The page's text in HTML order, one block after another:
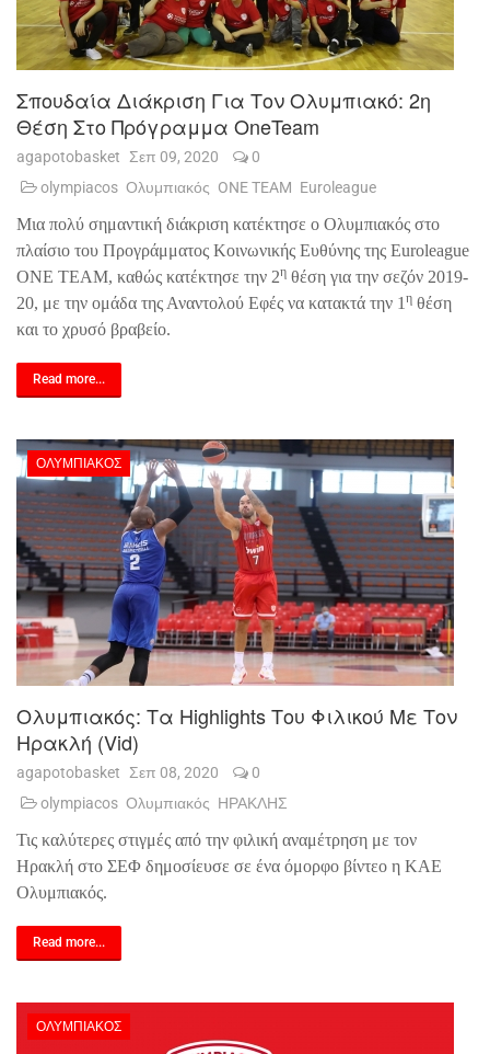
Σπουδαία Διάκριση Για Τον Ολυμπιακό: 2η
Θέση Στο Πρόγραμμα OneTeam
agapotobasket Σεπ 09, 2020
0
olympiacos Ολυμπιακός ONE TEAM Euroleague
Μια πολύ σημαντική διάκριση κατέκτησε ο Ολυμπιακός στο
πλαίσιο του Προγράμματος Κοινωνικής Ευθύνης της Euroleague
ONE TEAM, καθώς κατέκτησε την 2η θέση για την σεζόν 2019-
20, με την ομάδα της Αναντολού Εφές να κατακτά την 1 η θέση
και το χρυσό βραβείο.
Read more...
ΟΛΥΜΠΙΑΚΌΣ
Ολυμπιακός: Τα Highlights Του Φιλικού Με Τον
Ηρακλή (vid)
agapotobasket Σεπ 08, 2020
0
olympiacos Ολυμπιακός ΗΡΑΚΛΗΣ
Τις καλύτερες στιγμές από την φιλική αναμέτρηση με τον
Ηρακλή στο ΣΕΦ δημοσίευσε σε ένα όμορφο βίντεο η ΚΑΕ
Ολυμπιακός.
Read more...
ΟΛΥΜΠΙΑΚΌΣ